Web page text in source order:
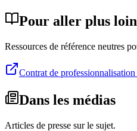
Pour aller plus loin
Ressources de référence neutres
Contrat de
Dans les médias
Articles de presse sur le sujet.